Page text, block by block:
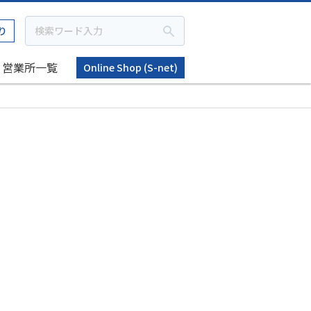
営業所一覧
Online Shop (S-net)